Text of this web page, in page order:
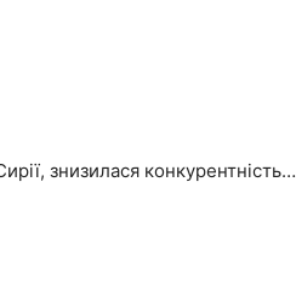
знизилася конкурентність…